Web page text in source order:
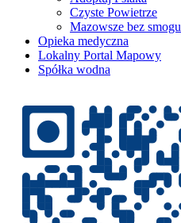
Czyste Powietrze
Mazowsze bez smogu
Opieka medyczna
Lokalny Portal Mapowy
Spółka wodna